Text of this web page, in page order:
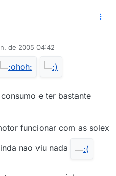
de 2005 04:42
e ter bastante
funcionar com as solex
nao viu nada